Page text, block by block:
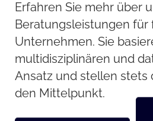
Erfahren Sie mehr über
Beratungsleistungen für
Unternehmen. Sie
multidisziplinären und
Ansatz und stellen stets
den Mittelpunkt.